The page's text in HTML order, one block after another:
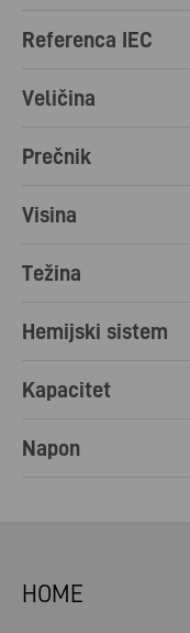
Referenca IEC
Veličina
Prečnik
Visina
Težina
Hemijski sistem
Kapacitet
Napon
HOME